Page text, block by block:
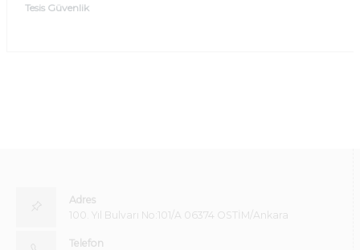
Tesis Güvenlik
Adres
100. Yıl Bulvarı No:101/A 06374 OSTİM/Ankara
Telefon